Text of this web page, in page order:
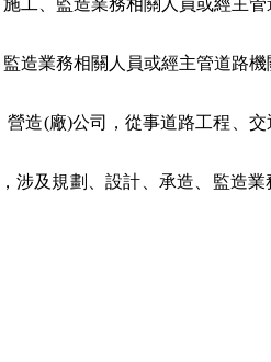
工、監造業務相關人員或經主管
造業務相關人員或經主管道路機
造(廠)公司，從事道路工程、交
涉及規劃、設計、承造、監造業